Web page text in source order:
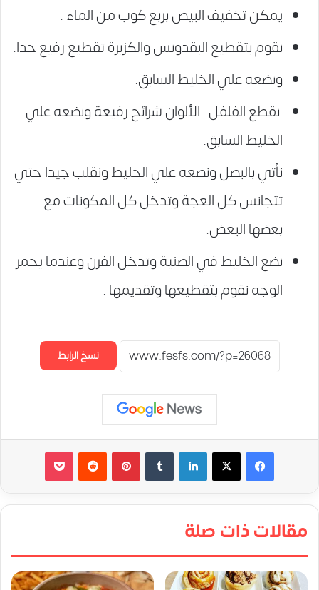
يمكن تخفيف البيض بربع كوب من الماء .
نقوم بتقطيع البقدونس والكزبرة تقطيع رفيع جدا.
ونضعه علي الخليط السابق.
نقطع الفلفل الألوان شرائح رفيعة ونضعه علي
الخليط السابق.
نأتي بالبصل ونضعه علي الخليط ونقلب جيدا حتي
تتجانس كل العجة وتدخل كل المكونات مع
بعضها البعض.
نضع الخليط في الصنية وتدخل الفرن وعندما يحمر
الوجه نقوم بتقطيعها وتقديمها .
نسخ الرابط
لينكدإن بينتيريست
مقالات ذات صلة